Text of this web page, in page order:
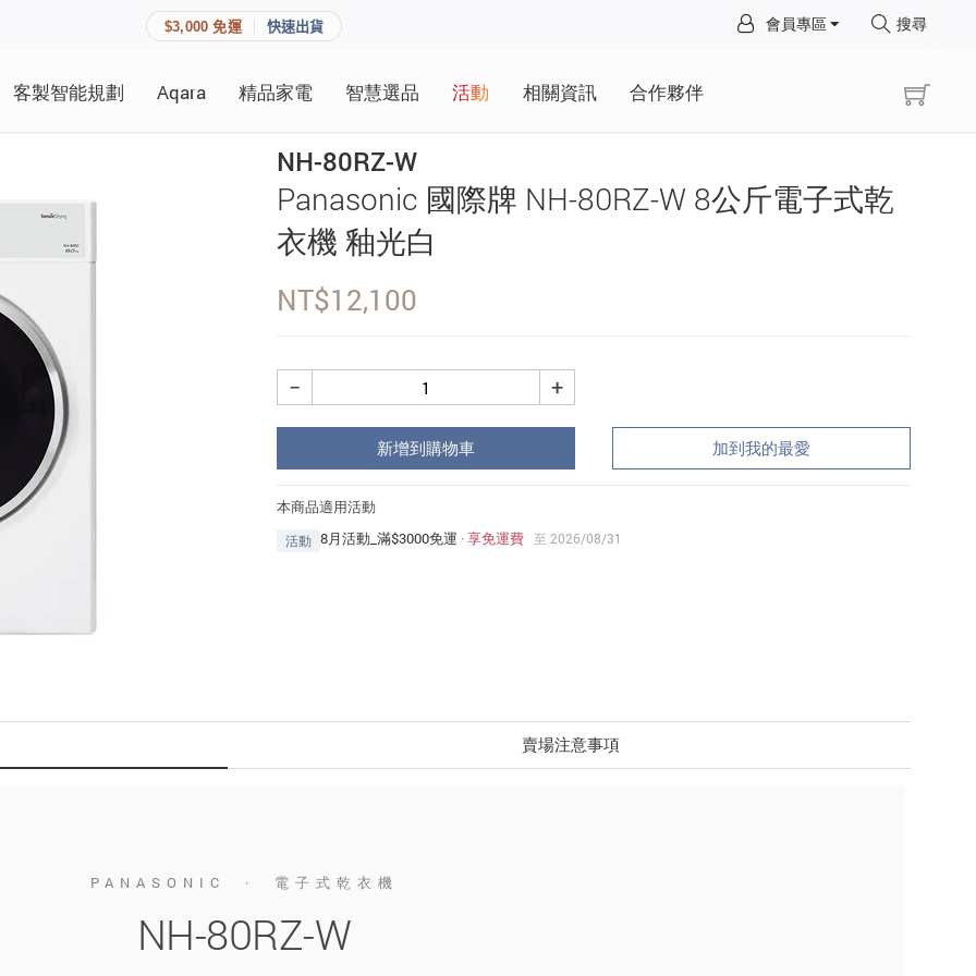
$3,000 免運 快速出貨 會員專區 搜尋
客製智能規劃 Aqara 精品家電 智慧選品 活動 相關資訊 合作夥伴
NH-80RZ-W
Panasonic 國際牌 NH-80RZ-W 8公斤電子式乾
衣機 釉光白
NT$12,100
+
−
新增到購物車 加到我的最愛
本商品適用活動
活動 8月活動_滿$3000免運 ·享免運費 至 2026/08/31
賣場注意事項
PANASONIC · 電子式乾衣機
NH-80RZ-W
×
登入會員
建立新帳號
會員資料管理
加入 JARVIS VIP